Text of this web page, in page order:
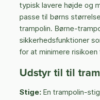
typisk lavere højde og
passe til børns
trampolin. Børne-
sikkerhedsfunktioner
for at minimere risikoen
Udstyr til til
Stige: En trampolin-